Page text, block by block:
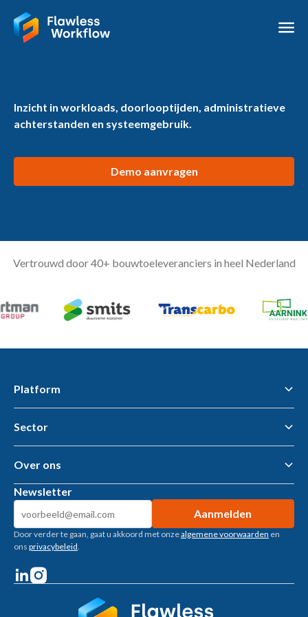
Inzicht in workloads, doorlooptijden, administratieve
achterstanden en systeemgebruik.
Demo aanvragen
Vertrouwd door 40+ bouwtoeleveranciers in heel Nederland
Platform
Flawless Workflow Data & AI Platform
Business Intelligence
AI tools & AI Agents
Sector
Gemeenten – openbare ruimte
Woningcorporaties
Metaalbewerking
Bouwtoeleveranciers
Machinebouw
Installatietechniek
Recruitment
Welzijn
Over ons
Over ons
Kennisbank
Klantverhalen
Vacatures
Newsletter
Door verder te gaan, gaat u akkoord met onzealgemene voorwaarden en
ons privacybeleid.